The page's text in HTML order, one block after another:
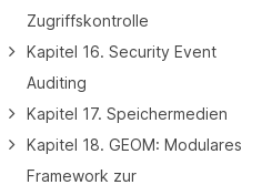
Zugriffskontrolle
Kapitel 16. Security Event
Auditing
Kapitel 17. Speichermedien
Kapitel 18. GEOM: Modulares
Framework zur